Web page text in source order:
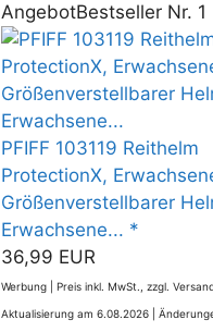
AngebotBestseller Nr. 1
PFIFF 103119 Reithelm
ProtectionX,
Größenverstellbarer
Erwachsene... *
36,99 EUR
Werbung | Preis inkl. MwSt., zzgl.
Aktualisierung am 6.08.2026 |